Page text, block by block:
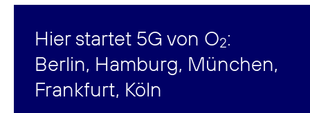
Hier startet 5G von O2:
Berlin, Hamburg, München,
Frankfurt, Köln